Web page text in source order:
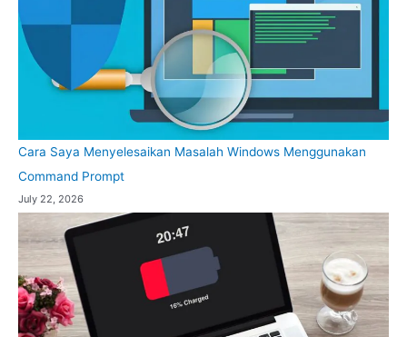
Cara Saya Menyelesaikan Masalah Windows Menggunakan
Command Prompt
July 22, 2026